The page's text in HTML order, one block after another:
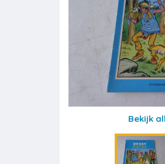
Bekijk